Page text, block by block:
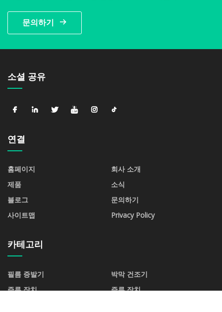
문의하기
소셜 공유
연결
홈페이지
회사 소개
제품
소식
블로그
문의하기
사이트맵
Privacy Policy
카테고리
필름 증발기
박막 건조기
증류 장치
증류 장치